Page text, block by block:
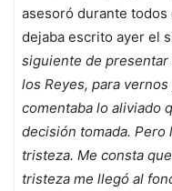
asesoró durante todos
dejaba escrito ayer el
siguiente de
los Reyes, para
comentaba lo aliviado
decisión tomada. Pero
tristeza. Me consta
tristeza me llegó al